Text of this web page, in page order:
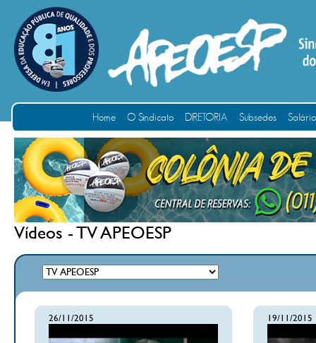
Home O Sindicato DIRETORIA Subsedes
Vídeos - TV APEOESP
26/11/2015 19/11/2015